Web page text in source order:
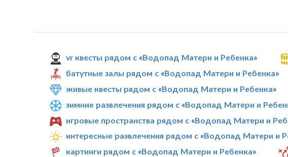
vr квесты рядом с «Водопад Матери и Ребенка»
батутные залы рядом с «Водопад Матери и Ребенка»
живые квесты рядом с «Водопад Матери и Ребенка»
зимние развлечения рядом с «Водопад Матери и
игровые пространства рядом с «Водопад Матери и
интересные развлечения рядом с «Водопад Матери и
картинги рядом с «Водопад Матери и Ребенка»